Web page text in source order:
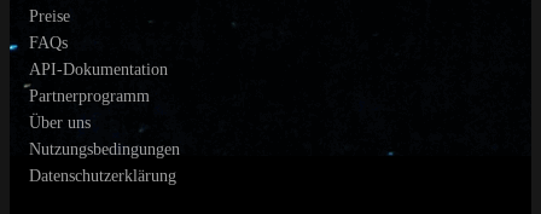
Preise
FAQs
API-Dokumentation
Partnerprogramm
Über uns
Nutzungsbedingungen
Datenschutzerklärung